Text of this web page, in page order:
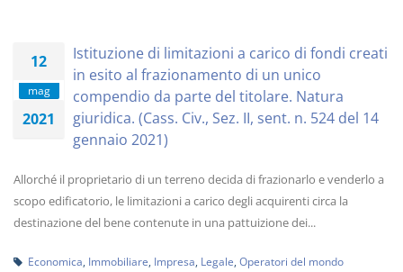
12
mag
2021
Istituzione di limitazioni a carico di fondi creati
in esito al frazionamento di un unico
compendio da parte del titolare. Natura
giuridica. (Cass. Civ., Sez. II, sent. n. 524 del 14
gennaio 2021)
Allorché il proprietario di un terreno decida di frazionarlo e venderlo a
scopo edificatorio, le limitazioni a carico degli acquirenti circa la
destinazione del bene contenute in una pattuizione dei...
Economica Immobiliare Impresa Legale Operatori del mondo